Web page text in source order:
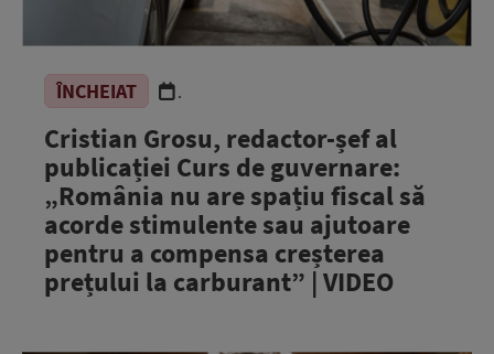
ÎNCHEIAT .
Cristian Grosu, redactor-șef al
publicației Curs de guvernare:
„România nu are spațiu fiscal să
acorde stimulente sau ajutoare
pentru a compensa creșterea
prețului la carburant” | VIDEO